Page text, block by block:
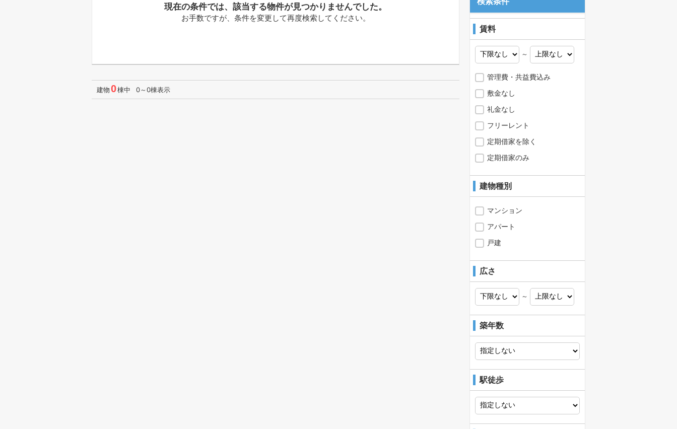
現在の条件では、該当する物件が見つかりませんでした。
お手数ですが、条件を変更して再度検索してください。
建物0棟中 0～0棟表示
賃料
～
管理費・共益費込み
敷金なし
礼金なし
フリーレント
定期借家を除く
定期借家のみ
建物種別
マンション
アパート
戸建
広さ
～
築年数
駅徒歩